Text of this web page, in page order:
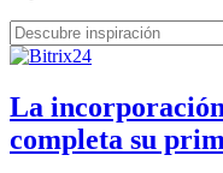
La
completa su